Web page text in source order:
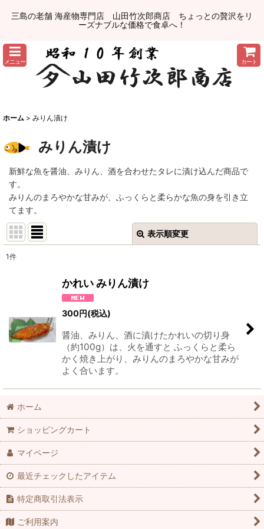
三島の老舗 海産物専門店 山田竹次郎商店 ちょっとの贅沢をリ
ーズナブルな価格で食卓へ！
メニュー カート
ホーム > みりん漬け
みりん漬け
新鮮な魚を醤油、みりん、酒を合わせたタレに漬け込んだ商品で
す。
みりんのまろやかな甘みが、ふっくらと柔らかな魚の身を引き立
てます。
表示順変更
1件
かれい みりん漬け
300円(税込)
醤油、みりん、酒に漬けたかれいの切り身
（約100g）は、火を通すと ふっくらと柔ら
かく焼き上がり、みりんのまろやかな甘みが
よく合います。
ホーム
ショッピングカート
マイページ
最近チェックしたアイテム
特定商取引法表示
ご利用案内